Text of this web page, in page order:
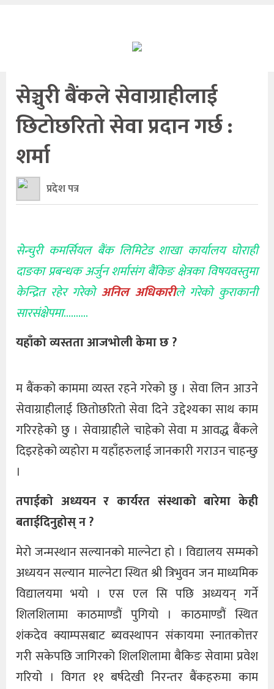
सेञ्चुरी बैंकले सेवाग्राहीलाई
छिटोछरितो सेवा प्रदान गर्छ :
शर्मा
प्रदेश पत्र
सेन्चुरी कमर्सियल बैंक लिमिटेड शाखा कार्यालय घोराही
दाङका प्रबन्धक अर्जुन शर्मासंग बैंकिङ क्षेत्रका विषयवस्तुमा
केन्द्रित रहेर गरेको अनिल अधिकारीले गरेको कुराकानी
सारसंक्षेपमा……….
यहाँको व्यस्तता आजभोली केमा छ ?
म बैंकको काममा व्यस्त रहने गरेको छु । सेवा लिन आउने
सेवाग्राहीलाई छितोछरितो सेवा दिने उद्देश्यका साथ काम
गरिरहेको छु । सेवाग्राहीले चाहेको सेवा म आवद्ध बैंकले
दिइरहेको व्यहोरा म यहाँहरुलाई जानकारी गराउन चाहन्छु
।
तपाईको अध्ययन र कार्यरत संस्थाको बारेमा केही
बताईदिनुहोस् न ?
मेरो जन्मस्थान सल्यानको माल्नेटा हो । विद्यालय सम्मको
अध्ययन सल्यान माल्नेटा स्थित श्री त्रिभुवन जन माध्यमिक
विद्यालयमा भयो । एस एल सि पछि अध्ययन् गर्ने
शिलशिलामा काठमाण्डौं पुगियो । काठमाण्डौं स्थित
शंकदेव क्याम्पसबाट ब्यवस्थापन संकायमा स्नातकोत्तर
गरी सकेपछि जागिरको शिलशिलामा बैकिङ सेवामा प्रवेश
गरियो । विगत ११ बर्षदेखी निरन्तर बैंकहरुमा काम